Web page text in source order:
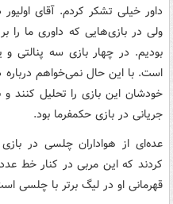
داور خیلی تشکر کردم. آقای
ولی در بازی‌هایی که داوری ما
بودیم. در چهار بازی سه پنالتی‌
است. با این حال نمی‌خواهم
خودشان این بازی را تحلیل کنند
جریانی در بازی حکمفرما بود.
عده‌ای از هواداران چلسی در
کردند که این مربی در کنار خط
قهرمانی او در لیگ برتر با چلسی